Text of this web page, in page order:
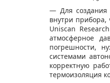
— Для создания
внутри
Uniscan
атмосферное
погрешности,
системами
корректную
термоизоляция